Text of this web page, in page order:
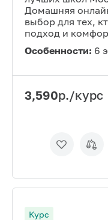
Домашняя
выбор для тех,
подход и
Особенности: 6
3,590р./курс
Курс